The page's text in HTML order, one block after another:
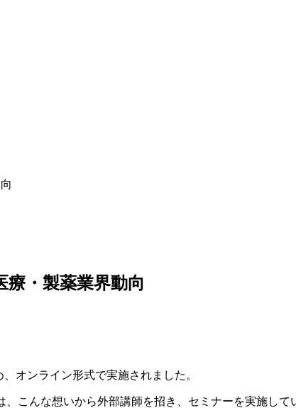
療・製薬業界動向
オンライン形式で実施されました。
こんな想いから外部講師を招き、セミナーを実施して